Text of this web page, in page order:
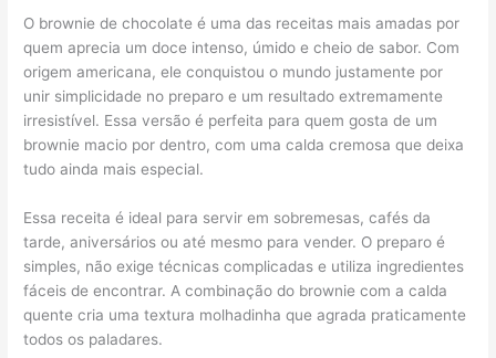
O brownie de chocolate é uma das receitas mais amadas por
quem aprecia um doce intenso, úmido e cheio de sabor. Com
origem americana, ele conquistou o mundo justamente por
unir simplicidade no preparo e um resultado extremamente
irresistível. Essa versão é perfeita para quem gosta de um
brownie macio por dentro, com uma calda cremosa que deixa
tudo ainda mais especial.
Essa receita é ideal para servir em sobremesas, cafés da
tarde, aniversários ou até mesmo para vender. O preparo é
simples, não exige técnicas complicadas e utiliza ingredientes
fáceis de encontrar. A combinação do brownie com a calda
quente cria uma textura molhadinha que agrada praticamente
todos os paladares.